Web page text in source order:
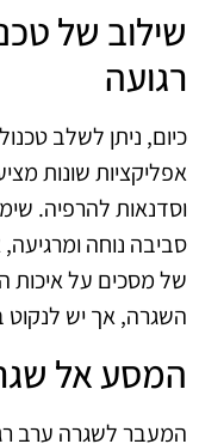
שילוב של
רגועה
כיום, ניתן לשלב
אפליקציות שונות
וסדנאות להרפיה.
סביבה נוחה
של מסכים על איכות
השגרה, אך יש לנקוט
המסע אל
המעבר לשגרה ערב